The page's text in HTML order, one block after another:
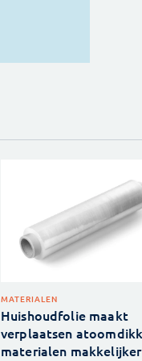
MATERIALEN
Huishoudfolie maakt
verplaatsen
materialen makkelijker